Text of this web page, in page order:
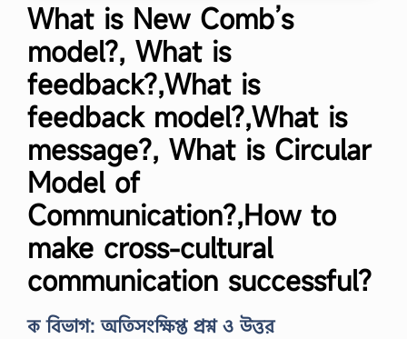
What is New Comb’s
model?, What is
feedback?,What is
feedback model?,What is
message?, What is Circular
Model of
Communication?,How to
make cross-cultural
communication successful?
ক বিভাগ: অতিসংক্ষিপ্ত প্রশ্ন ও উত্তর